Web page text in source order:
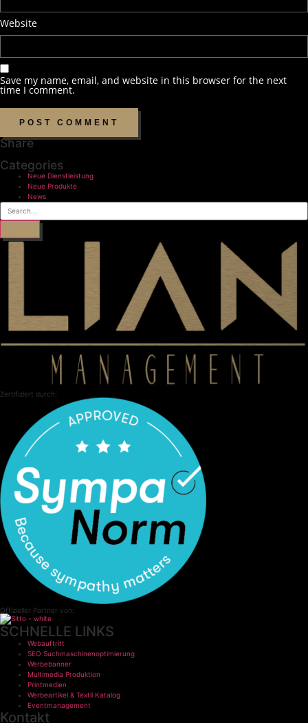
Website
Save my name, email, and website in this browser for the next
time I comment.
Share
Categories
Neue Dienstleistung
Neue Produkte
News
Zertifiziert durch:
Offizieller Partner von:
SCHNELLE LINKS
Webauftritt
SEO Suchmaschinenoptimierung
Werbebanner
Multimedia Produktion
Printmedien
Werbeartikel & Textil Katalog
Eventmanagement
Kontakt